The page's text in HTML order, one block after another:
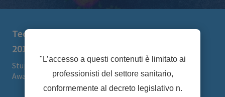
Technogenetics premiata ai China Awards
2017
Stupore e orgoglio a margine della cerimonia China
Awards 2017 promossa dalla Fondazione Italia Cina. ...
"L’accesso a questi contenuti è limitato ai
professionisti del settore sanitario,
conformemente al decreto legislativo n.